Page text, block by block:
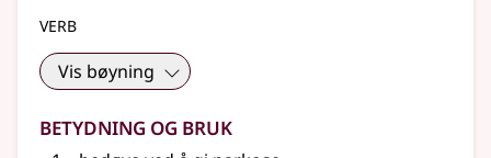
verb
Vis bøyning
Betydning og bruk